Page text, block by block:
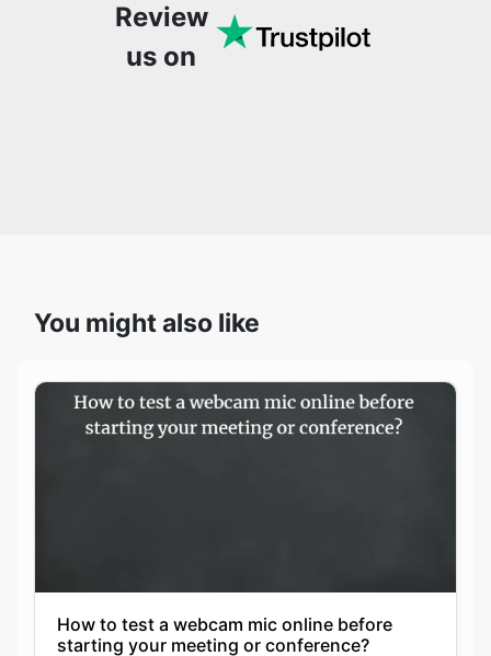
Review
us on
You might also like
How to test a webcam mic online before
starting your meeting or conference?